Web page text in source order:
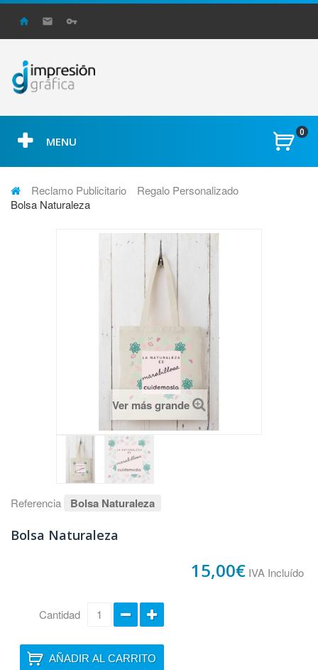
0
MENU
Reclamo Publicitario
Regalo Personalizado
Bolsa Naturaleza
Ver más grande
Referencia Bolsa Naturaleza
Bolsa Naturaleza
15,00€ IVA Incluído
Cantidad
AÑADIR AL CARRITO